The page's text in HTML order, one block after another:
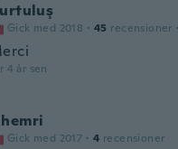
Gick med 2018 · 45 recensioner ·
4 år sen
Gick med 2017 · 4 recensioner